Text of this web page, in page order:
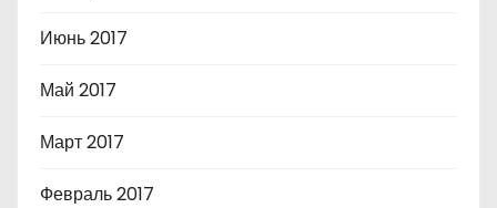
Июнь 2017
Май 2017
Март 2017
Февраль 2017